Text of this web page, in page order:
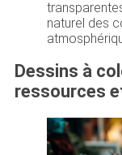
naturel des
Dessins à
ressources